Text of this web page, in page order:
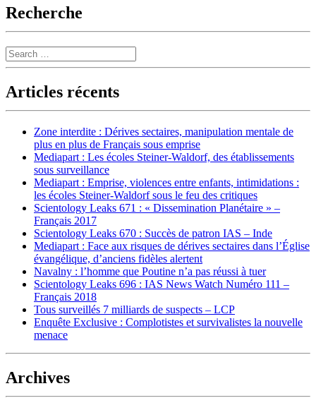
Recherche
Search
Articles récents
Zone interdite : Dérives sectaires, manipulation mentale de
plus en plus de Français sous emprise
Mediapart : Les écoles Steiner-Waldorf, des établissements
sous surveillance
Mediapart : Emprise, violences entre enfants, intimidations :
les écoles Steiner-Waldorf sous le feu des critiques
Scientology Leaks 671 : « Dissemination Planétaire » –
Français 2017
Scientology Leaks 670 : Succès de patron IAS – Inde
Mediapart : Face aux risques de dérives sectaires dans l’Église
évangélique, d’anciens fidèles alertent
Navalny : l’homme que Poutine n’a pas réussi à tuer
Scientology Leaks 696 : IAS News Watch Numéro 111 –
Français 2018
Tous surveillés 7 milliards de suspects – LCP
Enquête Exclusive : Complotistes et survivalistes la nouvelle
menace
Archives